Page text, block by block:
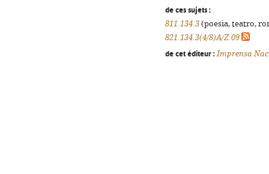
de ces sujets :
811.134.3 (poesia, teatro,
821.134.3(4/8)A/Z.09
de cet éditeur : Imprensa